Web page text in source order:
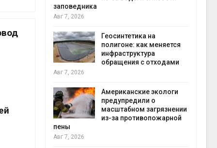
Волги и
на фоне
от пожаров
заповедника
Авг 7, 2026
Геосинтетика на
полигоне: как меняется
инфраструктура
обращения с отходами
Авг 7, 2026
Американские экологи
предупредили о
масштабном загрязнении
из-за противопожарной
пены
Авг 7, 2026